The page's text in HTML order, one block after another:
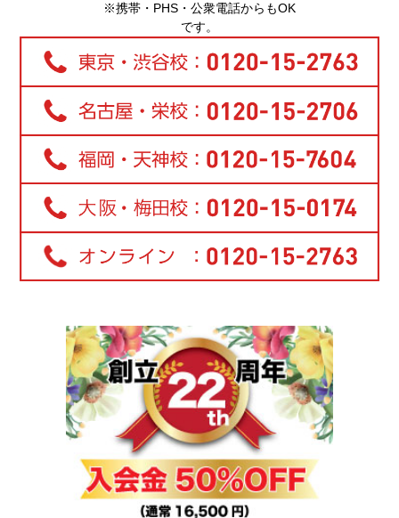
※携帯・PHS・公衆電話からもOK
です。